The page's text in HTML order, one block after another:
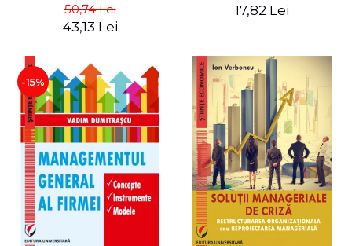
50,74 Lei
43,13 Lei
17,82 Lei
-15%